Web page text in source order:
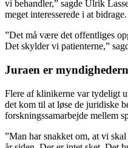
vi behandler,” sagde Ulrik
meget interesserede i at bidrage.
”Det må være det offentliges
Det skylder vi patienterne,”
Juraen er
Flere af klinikerne var tydeligt
det kom til at løse de juridiske
forskningssamarbejde mellem
”Man har snakket om, at vi